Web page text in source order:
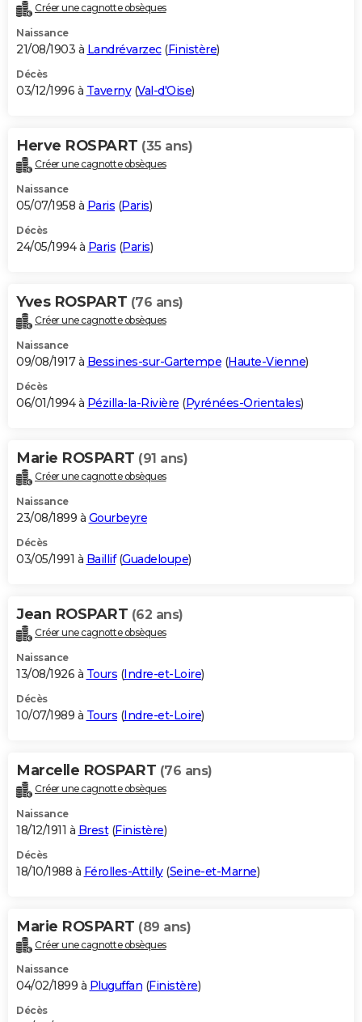
Créer une cagnotte obsèques
Naissance
21/08/1903 à Landrévarzec(Finistère)
Décès
03/12/1996 à Taverny(Val-d'Oise)
Herve ROSPART (35 ans)
Créer une cagnotte obsèques
Naissance
05/07/1958 à Paris (Paris)
Décès
24/05/1994 à Paris (Paris)
Yves ROSPART (76 ans)
Créer une cagnotte obsèques
Naissance
09/08/1917 à Bessines-sur-Gartempe (Haute-Vienne)
Décès
06/01/1994 à Pézilla-la-Rivière (Pyrénées-Orientales)
Marie ROSPART (91 ans)
Créer une cagnotte obsèques
Naissance
23/08/1899 à Gourbeyre
Décès
03/05/1991 à Baillif(Guadeloupe)
Jean ROSPART (62 ans)
Créer une cagnotte obsèques
Naissance
13/08/1926 à Tours (Indre-et-Loire)
Décès
10/07/1989 à Tours (Indre-et-Loire)
Marcelle ROSPART (76 ans)
Créer une cagnotte obsèques
Naissance
18/12/1911 à Brest(Finistère)
Décès
18/10/1988 à Férolles-Attilly(Seine-et-Marne)
Marie ROSPART (89 ans)
Créer une cagnotte obsèques
Naissance
04/02/1899 à Pluguffan (Finistère)
Décès